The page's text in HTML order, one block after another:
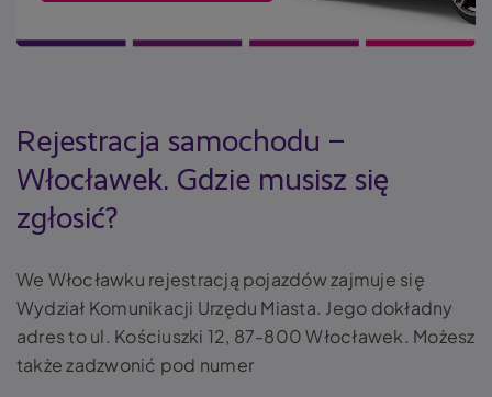
Rejestracja samochodu –
Włocławek. Gdzie musisz się
zgłosić?
We Włocławku rejestracją pojazdów zajmuje się
Wydział Komunikacji Urzędu Miasta. Jego dokładny
adres to ul. Kościuszki 12, 87-800 Włocławek. Możesz
także zadzwonić pod numer